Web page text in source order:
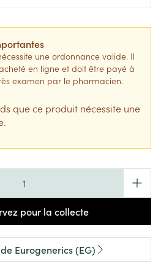
une ordonnance valide. Il
en ligne et doit être payé à
examen par le pharmacien.
que ce produit nécessite une
pour la collecte
Eurogenerics (EG)